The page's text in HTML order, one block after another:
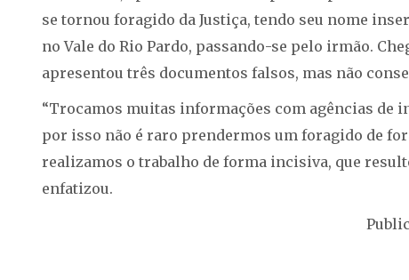
se tornou foragido da Justiça, tendo seu nome
no Vale do Rio Pardo, passando-se pelo irmão.
apresentou três documentos falsos, mas não
“Trocamos muitas informações com agências de
por isso não é raro prendermos um foragido de
realizamos o trabalho de forma incisiva, que
enfatizou.